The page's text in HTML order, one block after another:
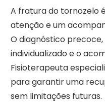
A fratura do tornozelo
atenção e um
O diagnóstico
individualizado e o
Fisioterapeuta
para garantir uma
sem limitações futuras.